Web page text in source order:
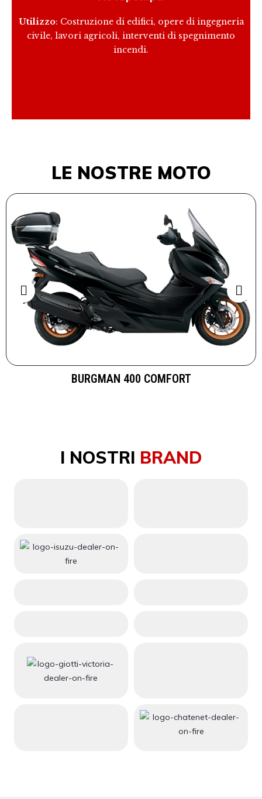
Utilizzo: Costruzione di edifici, opere di ingegneria
civile, lavori agricoli, interventi di spegnimento
incendi.
RICEVI PREVENTIVO
LE NOSTRE MOTO
BURGMAN 400 COMFORT
I NOSTRI BRAND